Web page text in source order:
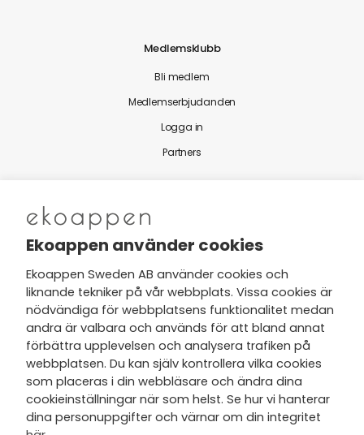
Medlemsklubb
Bli medlem
Medlemserbjudanden
Logga in
Partners
Nytt från Ekoappen
Jag har tagit del av Ekoappens
personuppgifts- och
integritetspolicyoch tar gärna del
av nyheter, hälsotips och exklusiva
erbjudanden via min e-post.
Ekoappen använder cookies
Ekoappen Sweden AB använder cookies och
liknande tekniker på vår webbplats. Vissa cookies är
nödvändiga för webbplatsens funktionalitet medan
andra är valbara och används för att bland annat
förbättra upplevelsen och analysera trafiken på
webbplatsen. Du kan själv kontrollera vilka cookies
som placeras i din webbläsare och ändra dina
cookieinställningar när som helst. Se hur vi hanterar
dina personuppgifter och värnar om din integritet